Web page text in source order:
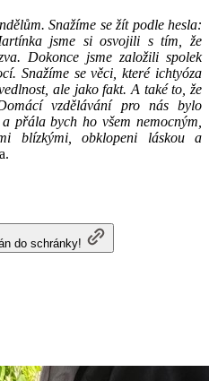
Snažíme se žít podle hesla:
jsme si osvojili s tím, že
Dokonce jsme založili spolek
Snažíme se věci, které ichtyóza
ale jako fakt. A také to, že
vzdělávání pro nás bylo
přála bych ho všem nemocným,
blízkými, obklopeni láskou a
do schránky!